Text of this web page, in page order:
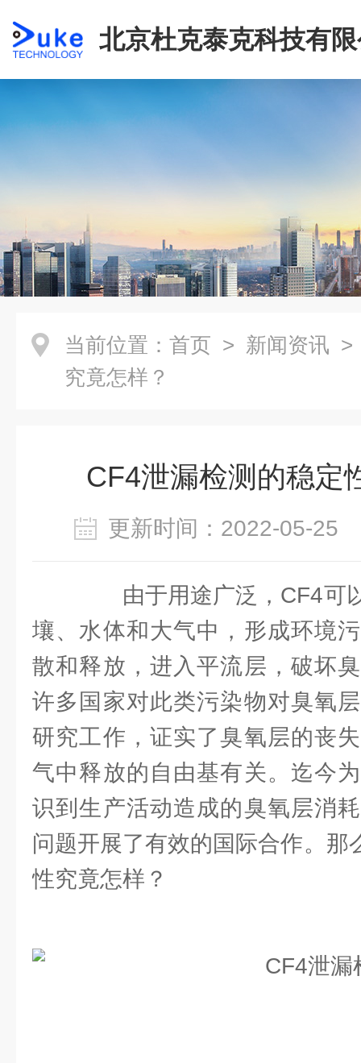
北京杜克泰克科技有
当前位置： 首页 > 新闻资讯 >
究竟怎样？
CF4泄漏检测的稳定
更新时间：2022-05-
由于用途广泛，CF4可
壤、水体和大气中，形成环境
散和释放，进入平流层，破坏
许多国家对此类污染物对臭氧
研究工作，证实了臭氧层的丧
气中释放的自由基有关。迄今
识到生产活动造成的臭氧层消
问题开展了有效的国际合作。那
性究竟怎样？